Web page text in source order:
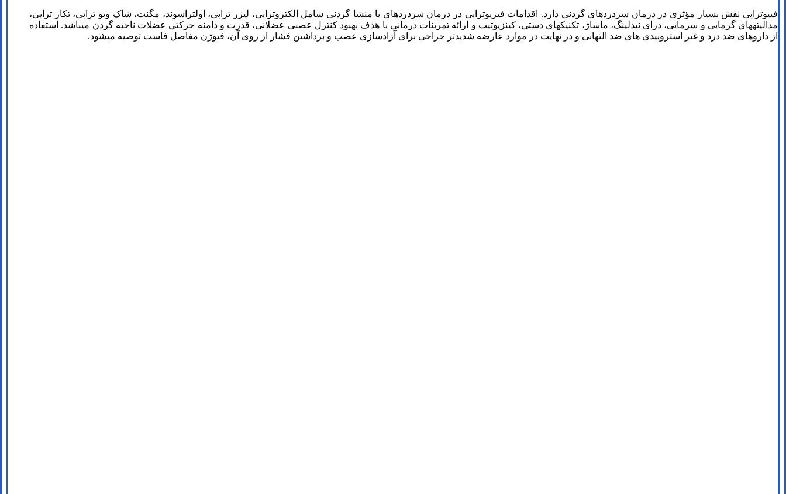
فییوتراپی نقش بسیار مؤثری در درمان سردردهای گردنی دارد. اقدامات فیزیوتراپی در درمان سردردهای با منشا گردنی شامل الکتروتراپی، ليزر تراپی، اولتراسوند، مگنت، شاک ویو تراپی، تکار تراپی،
مداليته­هاي گرمايی و سرمايی، درای نیدلینگ، ماساژ، تکنیک­های دستي، کینزیوتیپ و ارائه تمرینات درمانی با هدف بهبود کنترل عصبی عضلانی، قدرت و دامنه حرکتی عضلات ناحیه گردن می­باشد. استفاده
از داروهای ضد درد و غیر استروییدی های ضد التهابی و در نهایت در موارد عارضه شدیدتر جراحی برای آزادسازی عصب و برداشتن فشار از روی آن، فیوژن مفاصل فاست توصیه می­شود.